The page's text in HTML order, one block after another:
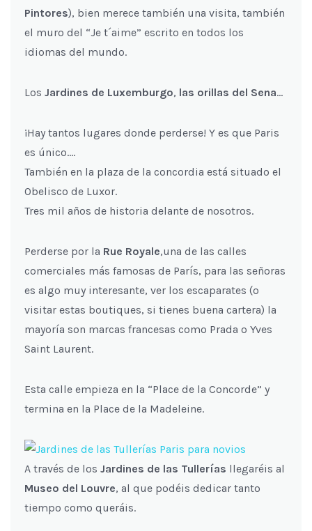
Pintores), bien merece también una visita, también
el muro del “Je t´aime” escrito en todos los
idiomas del mundo.
Los Jardines de Luxemburgo, las orillas del Sena…
¡Hay tantos lugares donde perderse! Y es que Paris
es único….
También en la plaza de la concordia está situado el
Obelisco de Luxor.
Tres mil años de historia delante de nosotros.
Perderse por la Rue Royale,una de las calles
comerciales más famosas de París, para las señoras
es algo muy interesante, ver los escaparates (o
visitar estas boutiques, si tienes buena cartera) la
mayoría son marcas francesas como Prada o Yves
Saint Laurent.
Esta calle empieza en la “Place de la Concorde” y
termina en la Place de la Madeleine.
A través de los Jardines de las Tullerías llegaréis al
Museo del Louvre, al que podéis dedicar tanto
tiempo como queráis.